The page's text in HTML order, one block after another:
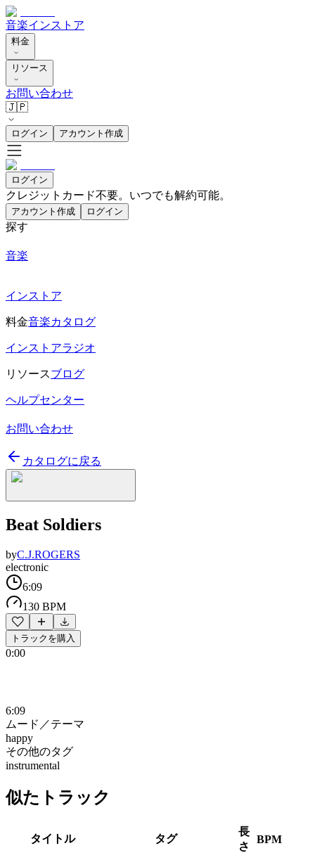
音楽インストア
料金
リソース
お問い合わせ
🇯🇵
ログイン アカウント作成
ログイン
クレジットカード不要。いつでも解約可能。
アカウント作成 ログイン
探す
音楽
インストア
料金音楽カタログ
インストアラジオ
リソースブログ
ヘルプセンター
お問い合わせ
カタログに戻る
Beat Soldiers
byC.J.ROGERS
electronic
6:09
130 BPM
トラックを購入
0:00
6:09
ムード／テーマ
happy
その他のタグ
instrumental
似たトラック
タイトル タグ
長
さ
BPM